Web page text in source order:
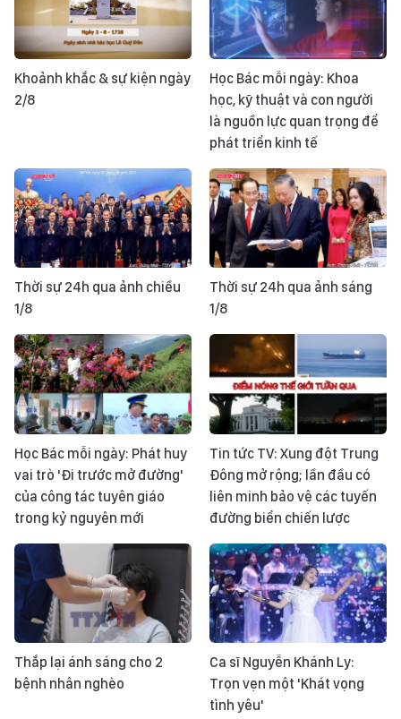
Khoảnh khắc & sự kiện ngày
2/8
Học Bác mỗi ngày: Khoa
học, kỹ thuật và con người
là nguồn lực quan trọng để
phát triển kinh tế
Thời sự 24h qua ảnh chiều
1/8
Thời sự 24h qua ảnh sáng
1/8
Học Bác mỗi ngày: Phát huy
vai trò 'Đi trước mở đường'
của công tác tuyên giáo
trong kỷ nguyên mới
Tin tức TV: Xung đột Trung
Đông mở rộng; lần đầu có
liên minh bảo vệ các tuyến
đường biển chiến lược
Thắp lại ánh sáng cho 2
bệnh nhân nghèo
Ca sĩ Nguyễn Khánh Ly:
Trọn vẹn một 'Khát vọng
tình yêu'